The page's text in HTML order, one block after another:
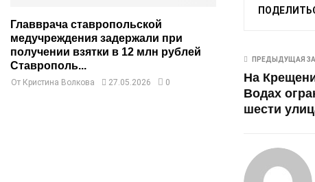
ПРЕДЫДУЩАЯ
На
Водах
шести
Главврача ставропольской
медучреждения задержали при
получении взятки в 12 млн рублей
Ставрополь...
От Кристина Волкова 27.05.2026 0